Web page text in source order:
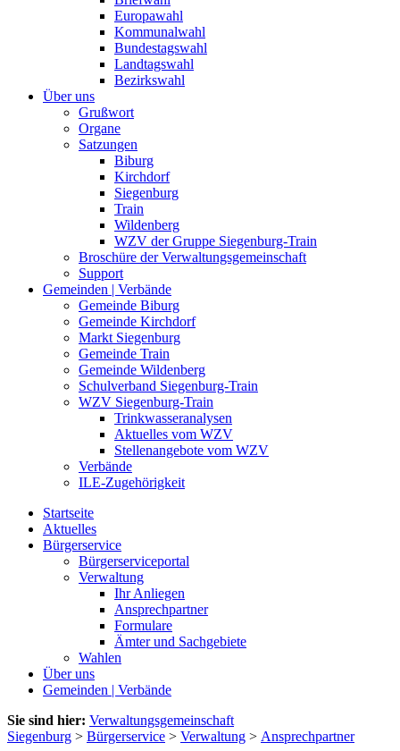
Europawahl
Kommunalwahl
Bundestagswahl
Landtagswahl
Bezirkswahl
Über uns
Grußwort
Organe
Satzungen
Biburg
Kirchdorf
Siegenburg
Train
Wildenberg
WZV der Gruppe Siegenburg-Train
Broschüre der Verwaltungsgemeinschaft
Support
Gemeinden | Verbände
Gemeinde Biburg
Gemeinde Kirchdorf
Markt Siegenburg
Gemeinde Train
Gemeinde Wildenberg
Schulverband Siegenburg-Train
WZV Siegenburg-Train
Trinkwasseranalysen
Aktuelles vom WZV
Stellenangebote vom WZV
Verbände
ILE-Zugehörigkeit
Startseite
Aktuelles
Bürgerservice
Bürgerserviceportal
Verwaltung
Ihr Anliegen
Ansprechpartner
Formulare
Ämter und Sachgebiete
Wahlen
Über uns
Gemeinden | Verbände
Sie sind hier: Verwaltungsgemeinschaft
Siegenburg > Bürgerservice > Verwaltung > Ansprechpartner